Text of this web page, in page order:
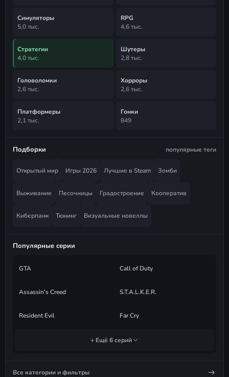
Симуляторы
5,0 тыс.
RPG
4,6 тыс.
Стратегии
4,0 тыс.
Шутеры
2,8 тыс.
Головоломки
2,6 тыс.
Хорроры
2,6 тыс.
Платформеры
2,1 тыс.
Гонки
849
Подборки популярные теги
Открытый мир Игры 2026 Лучшие в Steam Зомби
Выживание Песочницы Градостроение Кооператив
Киберпанк Тюнинг Визуальные новеллы
Популярные серии
GTA Call of Duty
Assassin's Creed S.T.A.L.K.E.R.
Resident Evil Far Cry
+ Ещё 6 серий
Все категории и фильтры